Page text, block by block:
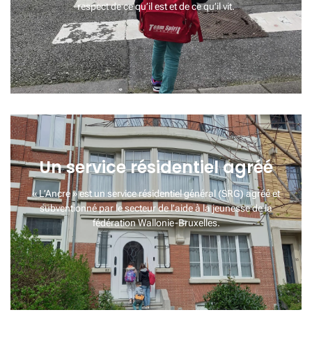
respect de ce qu’il est et de ce qu’il vit.
Un service résidentiel agréé
« L’Ancre » est un service résidentiel général (SRG) agréé et
subventionné par le secteur de l’aide à la jeunesse de la
fédération Wallonie-Bruxelles.